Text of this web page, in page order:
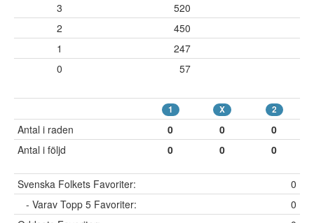
3
520
2
450
1
247
0
57
1 X 2
Antal i raden 0 0
0
Antal i följd
0 0 0
Svenska Folkets Favoriter:
0
- Varav Topp 5 Favoriter:
0